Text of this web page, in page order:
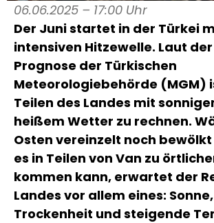
06.06.2025 – 17:00 Uhr
Der Juni startet in der Türkei
intensiven Hitzewelle. Laut
Prognose der Türkischen
Meteorologiebehörde (MGM)
Teilen des Landes mit
heißem Wetter zu rechnen.
Osten vereinzelt noch
es in Teilen von Van zu
kommen kann, erwartet der
Landes vor allem eines: Sonne,
Trockenheit und steigende